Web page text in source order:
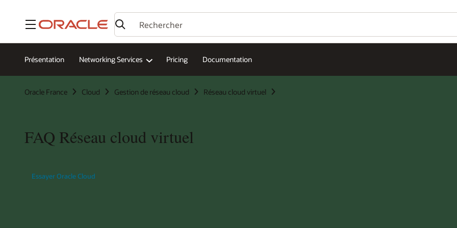
Menu
Présentation Networking Services Pricing Documentation
Oracle France Cloud Gestion de réseau cloud Réseau cloud virtuel
FAQ Réseau cloud virtuel
Essayer Oracle Cloud